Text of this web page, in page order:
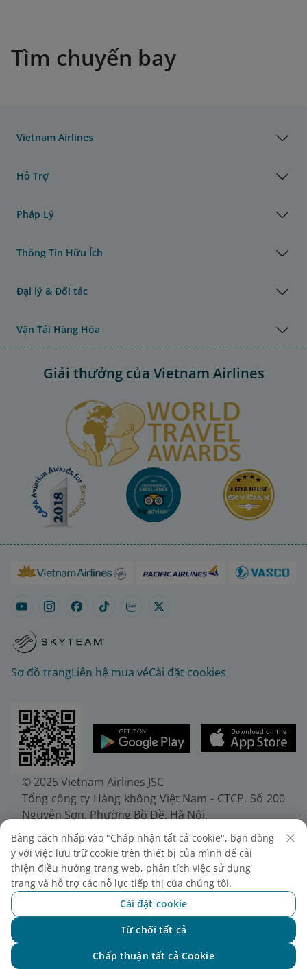
Tìm chuyến bay
Vietnam Airlines
Hỗ Trợ
Pháp Lý
Thông Tin Hữu Ích
Đại lý & Đối tác
Vận Tải Hàng Hóa
Giải thưởng của Vietnam Airlines
Sơ đồ trangLiên hệ mua véCài đặt cookies
© 2025 Vietnam Airlines JSC
Tổng công ty Hàng không Việt Nam - CTCP. Số 200
Nguyễn Sơn, Phường Bồ Đề, Hà Nội.
Điện thoại: (+84-24) 38272289. Fax: (+84-24)
38722375
Giấy chứng nhận đăng ký doanh nghiệp, mã số
doanh nghiệp 0100107518, đăng ký lần đầu ngày
30/6/2010, đăng ký thay đổi lần thứ 10 ngày
24/7/2025, cấp bởi Sở Tài chính Thành phố Hà Nội.
Bằng cách nhấp vào "Chấp nhận tất cả cookie", bạn đồng
ý với việc lưu trữ cookie trên thiết bị của mình để cải
thiện điều hướng trang web, phân tích việc sử dụng
trang và hỗ trợ các nỗ lực tiếp thị của chúng tôi.
Cài đặt cookie
Từ chối tất cả
Chấp thuận tất cả Cookie